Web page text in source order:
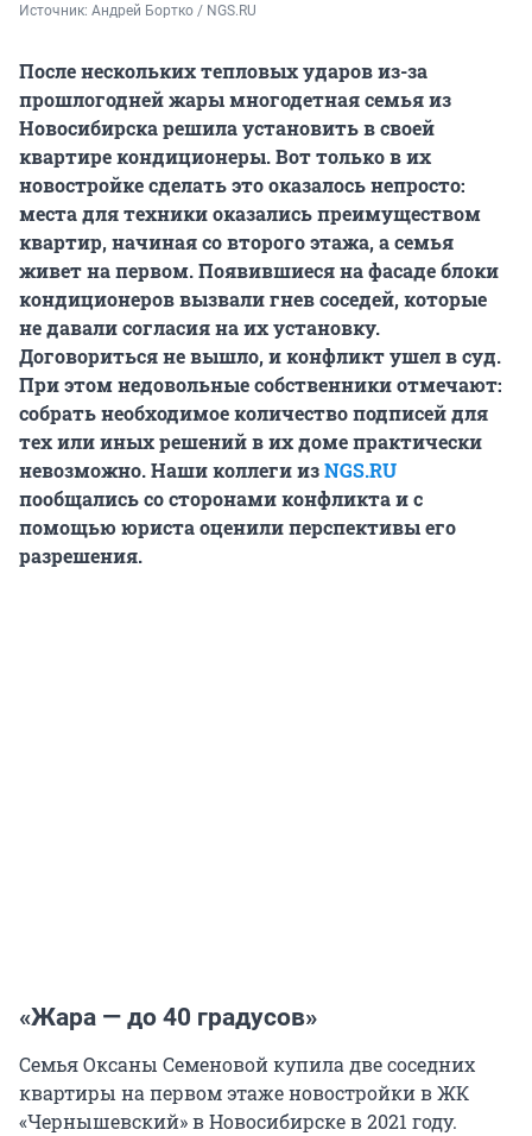
Источник: Андрей Бортко / NGS.RU
После нескольких тепловых ударов из-за
прошлогодней жары многодетная семья из
Новосибирска решила установить в своей
квартире кондиционеры. Вот только в их
новостройке сделать это оказалось непросто:
места для техники оказались преимуществом
квартир, начиная со второго этажа, а семья
живет на первом. Появившиеся на фасаде блоки
кондиционеров вызвали гнев соседей, которые
не давали согласия на их установку.
Договориться не вышло, и конфликт ушел в суд.
При этом недовольные собственники отмечают:
собрать необходимое количество подписей для
тех или иных решений в их доме практически
невозможно. Наши коллеги изNGS.RU
пообщались со сторонами конфликта и с
помощью юриста оценили перспективы его
разрешения.
«Жара — до 40 градусов»
Семья Оксаны Семеновой купила две соседних
квартиры на первом этаже новостройки в ЖК
«Чернышевский» в Новосибирске в 2021 году.